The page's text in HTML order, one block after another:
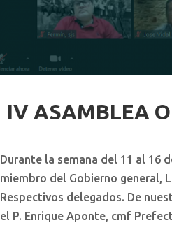
IV ASAMBLEA
Durante la semana del 11 al 16
miembro del Gobierno general,
Respectivos delegados. De
el P. Enrique Aponte, cmf